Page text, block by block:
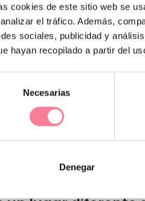
cookies de este sitio web se
el tráfico. Además,
sociales, publicidad y
hayan recopilado a partir del
Necesarias
Denegar
un certificado
firme de
de hecho, acudir con
viudedad se aportará el
marido
al recién nacido
hasta los 8 días
dispone de 30 días
o de fuerza mayor.